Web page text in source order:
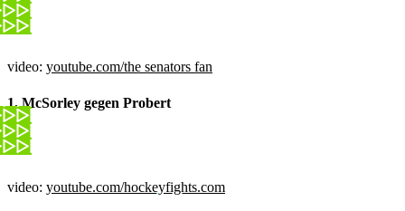
video: youtube.com/the senators fan
1. McSorley gegen Probert
video: youtube.com/hockeyfights.com